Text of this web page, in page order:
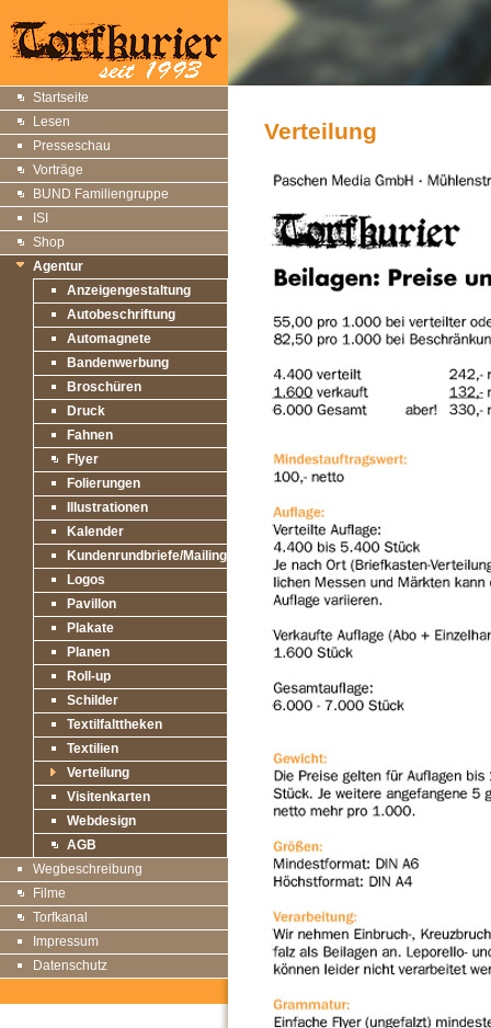
Startseite
Lesen
Presseschau
Vorträge
BUND Familiengruppe
ISI
Shop
Agentur
Anzeigengestaltung
Autobeschriftung
Automagnete
Bandenwerbung
Broschüren
Druck
Fahnen
Flyer
Folierungen
Illustrationen
Kalender
Kundenrundbriefe/Mailings
Logos
Pavillon
Plakate
Planen
Roll-up
Schilder
Textilfalttheken
Textilien
Verteilung
Visitenkarten
Webdesign
AGB
Wegbeschreibung
Filme
Torfkanal
Impressum
Datenschutz
Verteilung